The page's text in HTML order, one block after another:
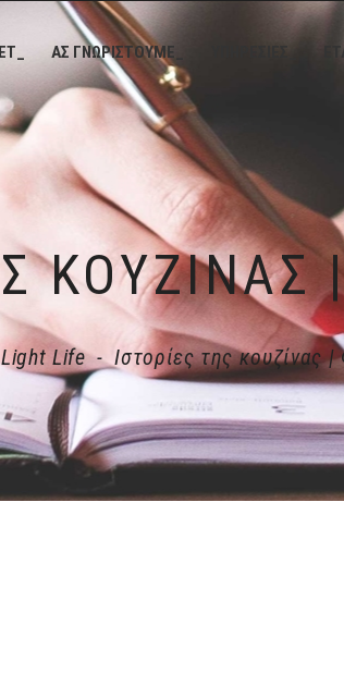
ΑΣ ΓΝΩΡΙΣΤΟΥΜΕ_
Light Life - Ιστορίες της